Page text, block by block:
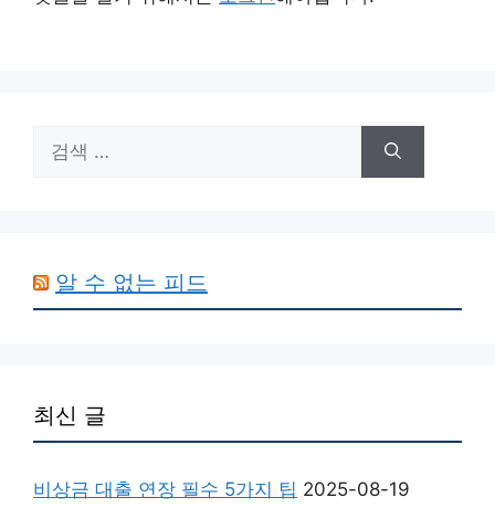
색:
알 수 없는 피드
최신 글
비상금 대출 연장 필수 5가지 팁 2025-08-19